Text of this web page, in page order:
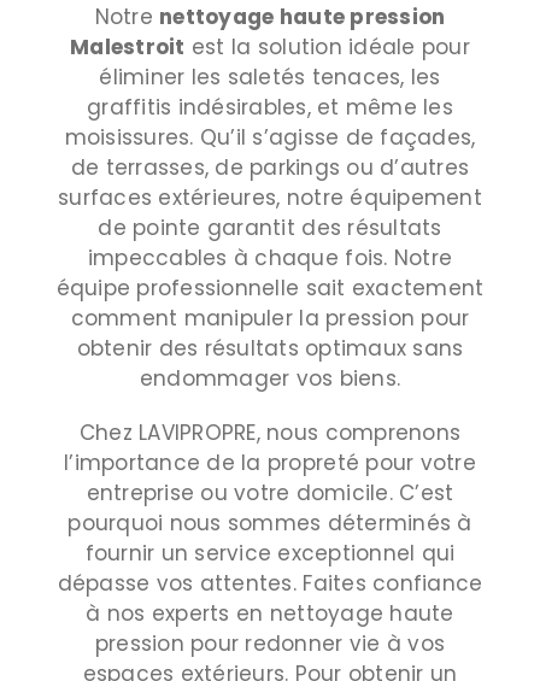
Notre nettoyage haute pression
Malestroit est la solution idéale pour
éliminer les saletés tenaces, les
graffitis indésirables, et même les
moisissures. Qu’il s’agisse de façades,
de terrasses, de parkings ou d’autres
surfaces extérieures, notre équipement
de pointe garantit des résultats
impeccables à chaque fois. Notre
équipe professionnelle sait exactement
comment manipuler la pression pour
obtenir des résultats optimaux sans
endommager vos biens.
Chez LAVIPROPRE, nous comprenons
l’importance de la propreté pour votre
entreprise ou votre domicile. C’est
pourquoi nous sommes déterminés à
fournir un service exceptionnel qui
dépasse vos attentes. Faites confiance
à nos experts en nettoyage haute
pression pour redonner vie à vos
espaces extérieurs. Pour obtenir un